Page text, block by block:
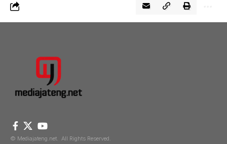
© Mediajateng.net. All Rights Reserved.